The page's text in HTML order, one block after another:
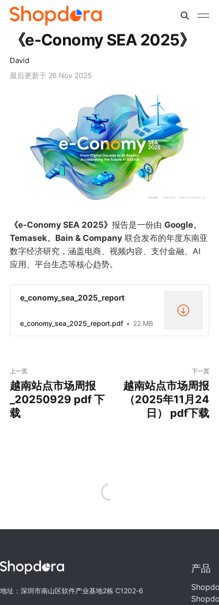
《e-Conomy SEA 2025》
David
最后更新于 26 Nov 2025
《e-Conomy SEA 2025》 报告是一份由 Google、
Temasek、Bain & Company 联合发布的年度东南亚
数字经济研究，涵盖电商、视频内容、支付金融、AI
应用、平台生态等核心趋势。
e_conomy_sea_2025_report
e_conomy_sea_2025_report.pdf 22 MB
上一页
越南站点市场周报
_20250929 pdf 下
载
下一页
越南站点市场周报
（2025年11月24
日） pdf下载
地址：深圳市南山区软件产业基地2栋 C1202-6
产品